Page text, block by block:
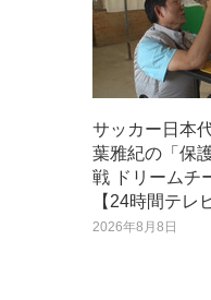
サッカー日本
葉雅紀の「保
戦 ドリームチ
【24時間テレ
2026年8月8日